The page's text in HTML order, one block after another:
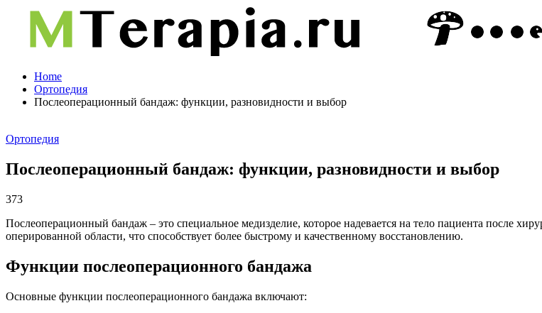
Home
Ортопедия
Послеоперационный бандаж: функции, разновидности и выбор
Ортопедия
Послеоперационный бандаж: функции, разновидности и выбор
373
Послеоперационный бандаж – это специальное медизделие, которое надевается на тело пациента после
оперированной области, что способствует более быстрому и качественному восстановлению.
Функции послеоперационного бандажа
Основные функции послеоперационного бандажа включают: